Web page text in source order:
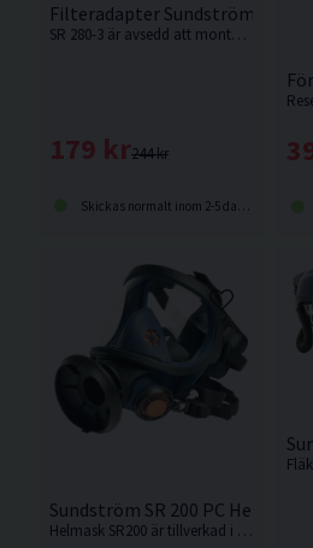
Filteradapter Sundström SR 280-
SR 280-3 är avsedd att monteras i helmasker med EN 148-1-gänga för att möjliggöra användning av Sundströms filter. Levereras med förfilterhållare.
244 kr
179 kr
Skickas normalt inom 2-5 dagar
Sundström SR 200 PC Helmask
Helmask SR200 är tillverkad i silikon, i en storlek som passar de flesta ansiktsstorlekar. Polykarbonat visir. Partikelfilter & förfilter ingår ej. Säljes separat, se relaterade produkter.